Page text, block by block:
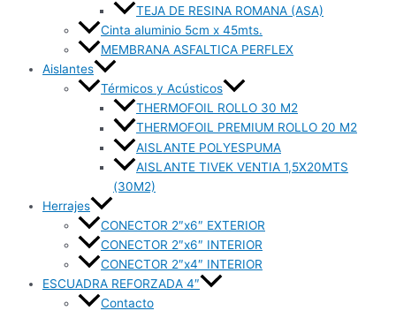
TEJA DE RESINA ROMANA (ASA)
Cinta aluminio 5cm x 45mts.
MEMBRANA ASFALTICA PERFLEX
Aislantes
Térmicos y Acústicos
THERMOFOIL ROLLO 30 M2
THERMOFOIL PREMIUM ROLLO 20 M2
AISLANTE POLYESPUMA
AISLANTE TIVEK VENTIA 1,5X20MTS
(30M2)
Herrajes
CONECTOR 2″x6″ EXTERIOR
CONECTOR 2″x6″ INTERIOR
CONECTOR 2″x4″ INTERIOR
ESCUADRA REFORZADA 4″
Contacto